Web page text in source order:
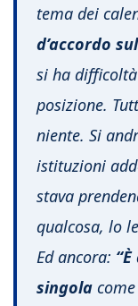
tema dei
d’accordo
si ha
posizione.
niente. Si
istituzioni
stava
qualcosa, lo
Ed ancora:
singola